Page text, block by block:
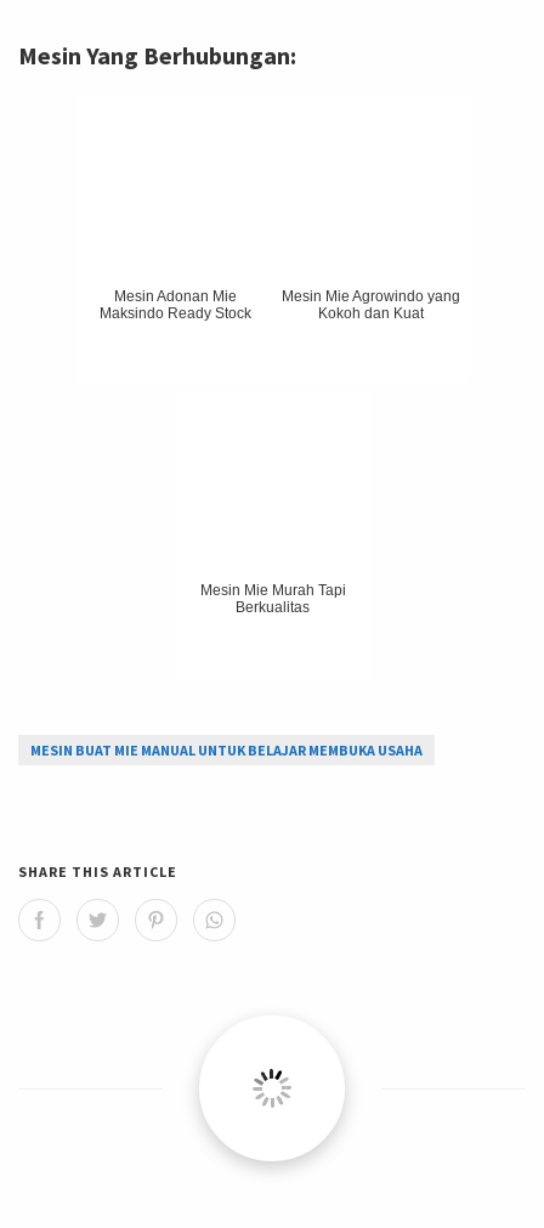
Mesin Yang Berhubungan:
Mesin Adonan Mie
Maksindo Ready Stock
Mesin Mie Agrowindo yang
Kokoh dan Kuat
Mesin Mie Murah Tapi
Berkualitas
MESIN BUAT MIE MANUAL UNTUK BELAJAR MEMBUKA USAHA
SHARE THIS ARTICLE